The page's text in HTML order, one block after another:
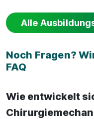
Alle
Noch Fragen?
FAQ
Wie entwickelt